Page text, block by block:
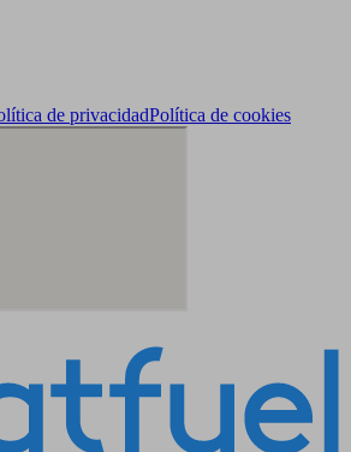
de privacidadPolítica de cookies